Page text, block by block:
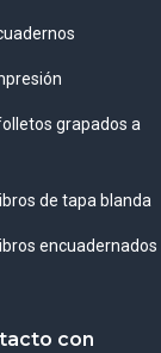
grapados a
de tapa blanda
encuadernados
con